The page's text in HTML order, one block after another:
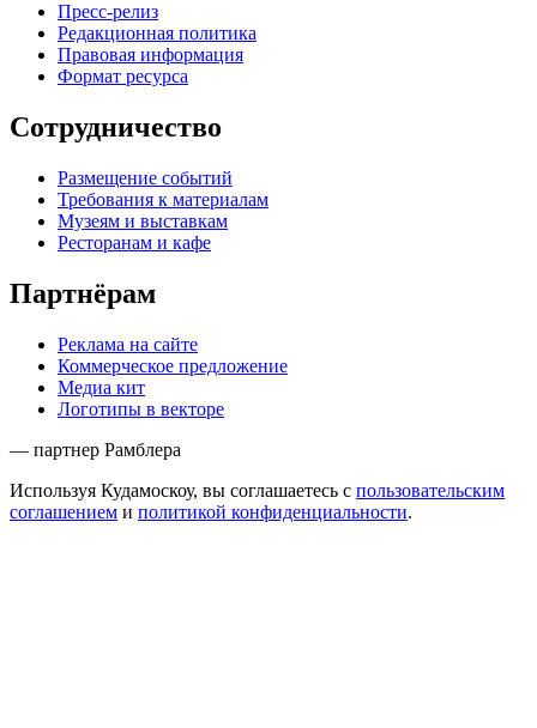
Пресс-релиз
Редакционная политика
Правовая информация
Формат ресурса
Сотрудничество
Размещение событий
Требования к материалам
Музеям и выставкам
Ресторанам и кафе
Партнёрам
Реклама на сайте
Коммерческое предложение
Медиа кит
Логотипы в векторе
— партнер Рамблера
Используя Кудамоскоу, вы соглашаетесь с пользовательским
соглашением и политикой конфиденциальности.